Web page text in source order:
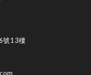
號13樓